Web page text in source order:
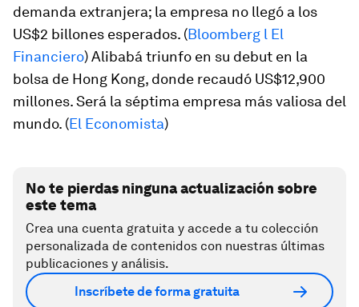
demanda extranjera; la empresa no llegó a los
US$2 billones esperados. (Bloomberg l El
Financiero) Alibabá triunfo en su debut en la
bolsa de Hong Kong, donde recaudó US$12,900
millones. Será la séptima empresa más valiosa del
mundo. (El Economista)
No te pierdas ninguna actualización sobre
este tema
Crea una cuenta gratuita y accede a tu colección
personalizada de contenidos con nuestras últimas
publicaciones y análisis.
Inscríbete de forma gratuita